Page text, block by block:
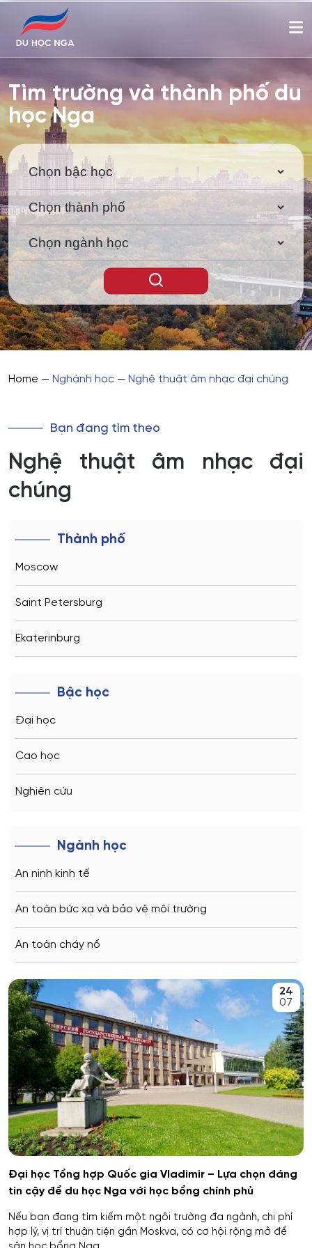
Tìm trường và thành phố du
học Nga
Home — Nghành học — Nghệ thuật âm nhạc đại chúng
Bạn đang tìm theo
Nghệ thuật âm nhạc đại
chúng
Thành phố
Moscow
Saint Petersburg
Ekaterinburg
Kaliningrad
Kemerovo
Veliky Novgorod
Penza
Barnaul
Kursk
Kaluga
Voronezh
Bậc học
Đại học
Cao học
Nghiên cứu
Ngành học
An ninh kinh tế
An toàn bức xạ và bảo vệ môi trường
An toàn cháy nổ
An toàn kỹ thuật và môi trường
An toàn môi trường kỹ thuật
An toàn thông tin
Biên - Phiên dịch
Biểu diễn nghệ thuật múa
Báo chí
Bản đồ và Địa tin học
Bảo mật công nghệ thông tin trong thực thi pháp luật
24
07
Đại học Tổng hợp Quốc gia Vladimir – Lựa chọn đáng
tin cậy để du học Nga với học bổng chính phủ
Nếu bạn đang tìm kiếm một ngôi trường đa ngành, chi phí
hợp lý, vị trí thuận tiện gần Moskva, có cơ hội rộng mở để